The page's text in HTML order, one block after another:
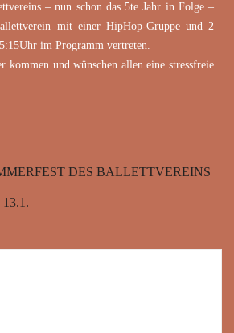
– nun schon das 5te Jahr in Folge –
mit einer HipHop-Gruppe und 2
im Programm vertreten.
kommen und wünschen allen eine stressfreie
DES BALLETTVEREINS